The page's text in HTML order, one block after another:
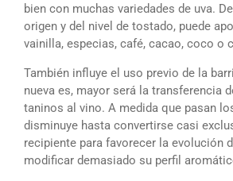
bien con muchas variedades de uva.
origen y del nivel de tostado, puede
vainilla, especias, café, cacao, coco o
También influye el uso previo de la
nueva es, mayor será la transferencia
taninos al vino. A medida que pasan
disminuye hasta convertirse casi
recipiente para favorecer la evolución
modificar demasiado su perfil